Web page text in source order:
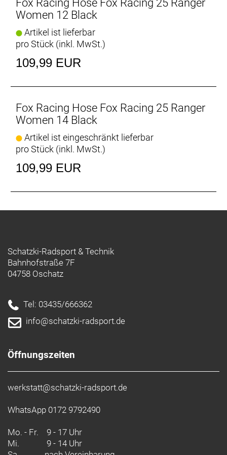
Fox Racing Hose Fox Racing 25 Ranger
Women 12 Black
Artikel ist lieferbar
pro Stück (inkl. MwSt.)
109,99 EUR
Fox Racing Hose Fox Racing 25 Ranger
Women 14 Black
Artikel ist eingeschränkt lieferbar
pro Stück (inkl. MwSt.)
109,99 EUR
Schatzki-Radsport & Technik
Bahnhofstraße 7F
04758 Oschatz
Tel: 03435/666362
info@schatzki-radsport.de
Öffnungszeiten
werkstatt@schatzki-radsport.de
WhatsApp 0172 9792490
Mo. - Fr. 9 - 17 Uhr
Mi.
9 - 14 Uhr